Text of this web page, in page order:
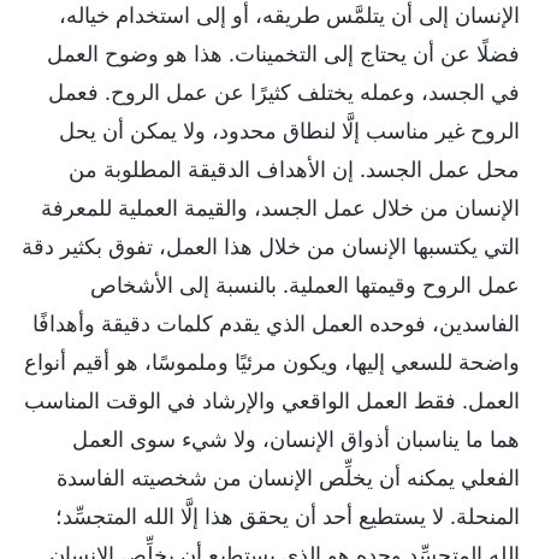
الإنسان إلى أن يتلمَّس طريقه، أو إلى استخدام خياله،
فضلًا عن أن يحتاج إلى التخمينات. هذا هو وضوح العمل
في الجسد، وعمله يختلف كثيرًا عن عمل الروح. فعمل
الروح غير مناسب إلَّا لنطاق محدود، ولا يمكن أن يحل
محل عمل الجسد. إن الأهداف الدقيقة المطلوبة من
الإنسان من خلال عمل الجسد، والقيمة العملية للمعرفة
التي يكتسبها الإنسان من خلال هذا العمل، تفوق بكثير دقة
عمل الروح وقيمتها العملية. بالنسبة إلى الأشخاص
الفاسدين، فوحده العمل الذي يقدم كلمات دقيقة وأهدافًا
واضحة للسعي إليها، ويكون مرئيًا وملموسًا، هو أقيم أنواع
العمل. فقط العمل الواقعي والإرشاد في الوقت المناسب
هما ما يناسبان أذواق الإنسان، ولا شيء سوى العمل
الفعلي يمكنه أن يخلِّص الإنسان من شخصيته الفاسدة
المنحلة. لا يستطيع أحد أن يحقق هذا إلَّا الله المتجسِّد؛